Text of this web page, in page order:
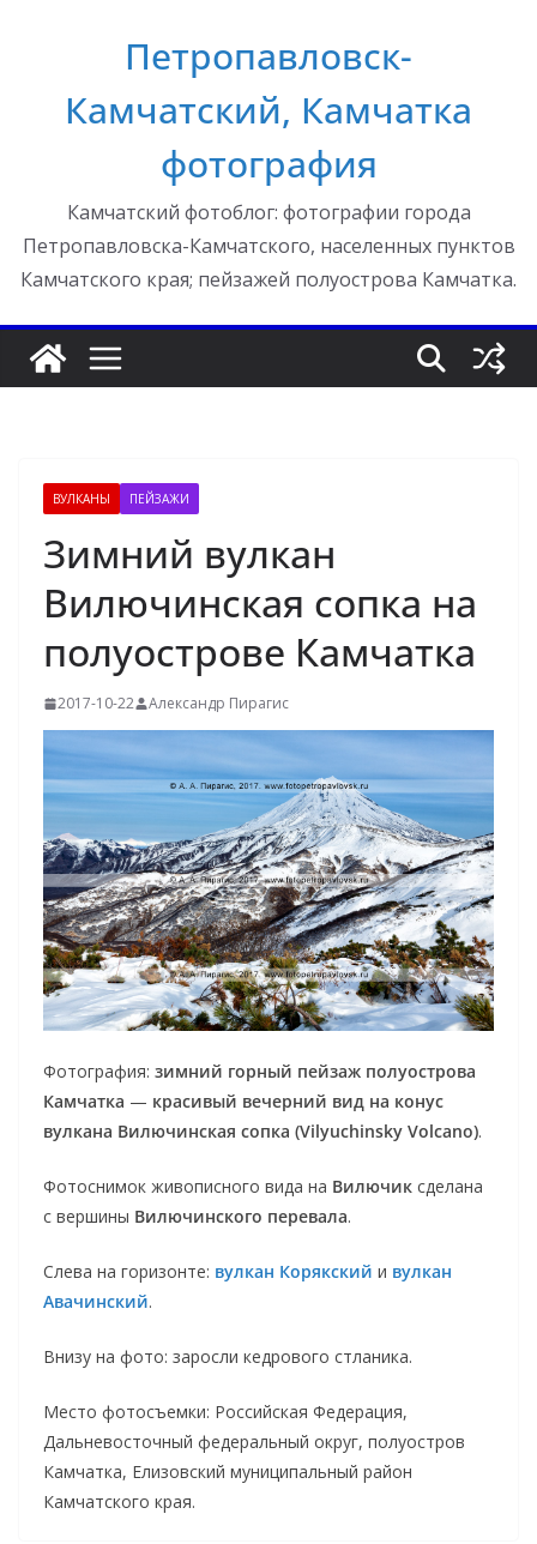
Петропавловск-
Камчатский, Камчатка
фотография
Камчатский фотоблог: фотографии города
Петропавловска-Камчатского, населенных пунктов
Камчатского края; пейзажей полуострова Камчатка.
ВУЛКАНЫ ПЕЙЗАЖИ
Зимний вулкан
Вилючинская сопка на
полуострове Камчатка
2017-10-22 Александр Пирагис
Фотография: зимний горный пейзаж полуострова
Камчатка — красивый вечерний вид на конус
вулкана Вилючинская сопка (Vilyuchinsky Volcano).
Фотоснимок живописного вида на Вилючик сделана
с вершины Вилючинского перевала.
Слева на горизонте: вулкан Корякский и вулкан
Авачинский.
Внизу на фото: заросли кедрового стланика.
Место фотосъемки: Российская Федерация,
Дальневосточный федеральный округ, полуостров
Камчатка, Елизовский муниципальный район
Камчатского края.